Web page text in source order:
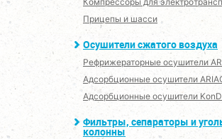
Прицепы и шасси
Осушители сжатого воздуха
Рефрижераторные осушители
Адсорбционные осушители
Адсорбционные осушители
Фильтры, сепараторы и
колонны